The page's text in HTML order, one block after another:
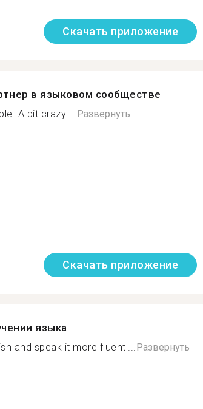
Скачать приложение
в языковом сообществе
A bit crazy ...Развернуть
Скачать приложение
языка
and speak it more fluentl...Развернуть